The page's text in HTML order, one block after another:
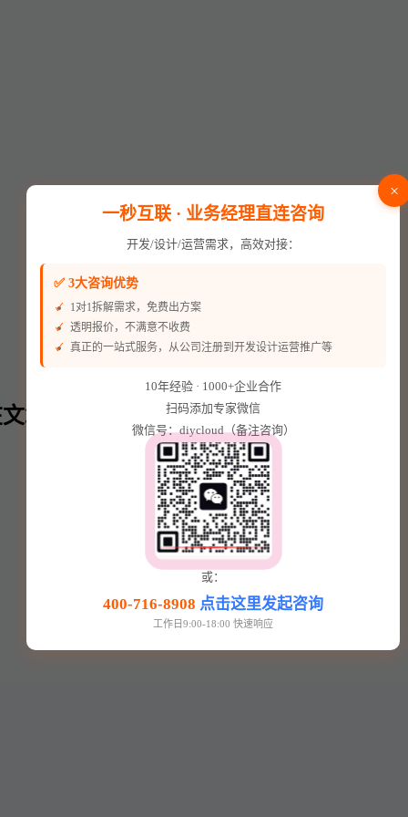
章内⬇️
×
一秒互联 · 业务经理直连咨询
开发/设计/运营需求，高效对接：
✅ 3大咨询优势
1对1拆解需求，免费出方案
透明报价，不满意不收费
真正的一站式服务，从公司注册到开发设计运营推广等
10年经验 · 1000+企业合作
扫码添加专家微信
微信号：diycloud（备注咨询）
或：
400-716-8908 点击这里发起咨询
工作日9:00-18:00 快速响应